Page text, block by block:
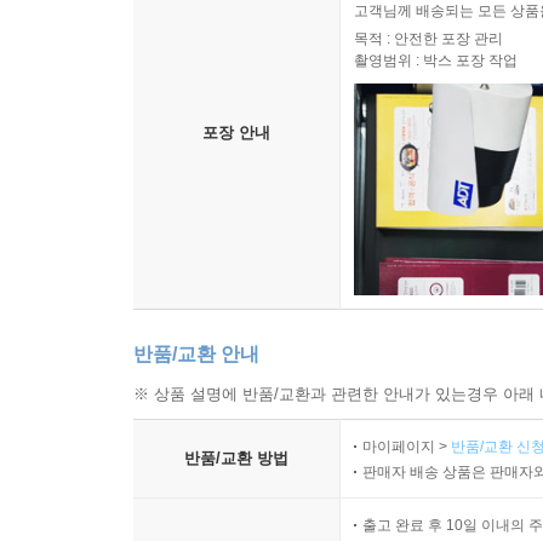
포장 안내
고객님께 배송되는 모든 상
목적 : 안전한 포장 관리
촬영범위 : 박스 포장 작업
반품/교환 안내
※ 상품 설명에 반품/교환과 관련한 안내가 있는경우 아
반품/교환 방법
마이페이지 > 반품/교환 신
판매자 배송 상품은 판매자
출고 완료 후 10일 이내의